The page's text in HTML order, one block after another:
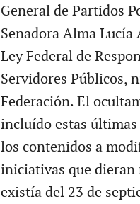
General de Partidos
Senadora Alma
Ley Federal de
Servidores Públicos,
Federación. El
incluído estas
los contenidos a
iniciativas que dieran
existía del 23 de